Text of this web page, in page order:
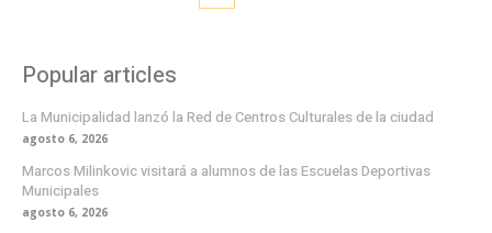
Popular articles
La Municipalidad lanzó la Red de Centros Culturales de la ciudad
agosto 6, 2026
Marcos Milinkovic visitará a alumnos de las Escuelas Deportivas
Municipales
agosto 6, 2026